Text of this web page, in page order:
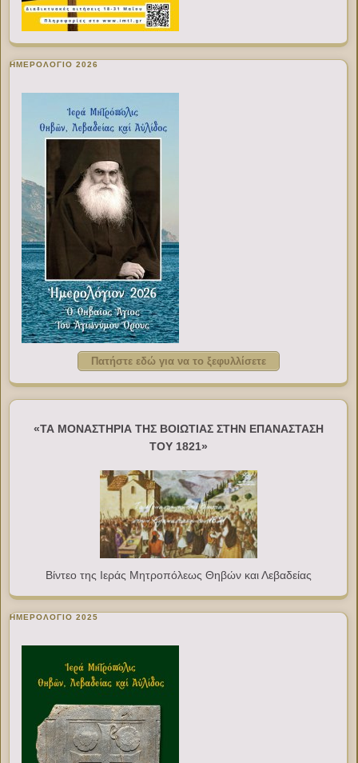
ΗΜΕΡΟΛΟΓΙΟ 2026
Πατήστε εδώ για να το ξεφυλλίσετε
«ΤΑ ΜΟΝΑΣΤΗΡΙΑ ΤΗΣ ΒΟΙΩΤΙΑΣ ΣΤΗΝ ΕΠΑΝΑΣΤΑΣΗ
ΤΟΥ 1821»
Βίντεο της Ιεράς Μητροπόλεως Θηβών και Λεβαδείας
ΗΜΕΡΟΛΟΓΙΟ 2025